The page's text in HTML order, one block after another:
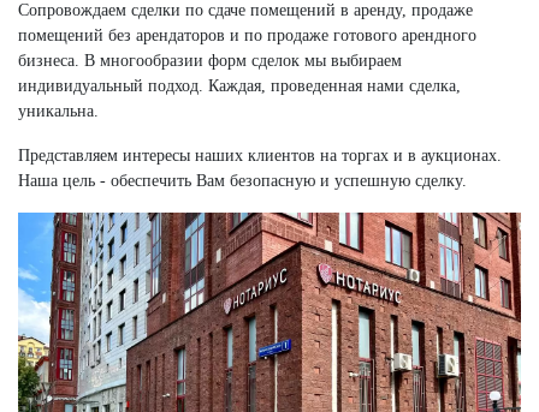
Сопровождаем сделки по сдаче помещений в аренду, продаже
помещений без арендаторов и по продаже готового арендного
бизнеса. В многообразии форм сделок мы выбираем
индивидуальный подход. Каждая, проведенная нами сделка,
уникальна.
Представляем интересы наших клиентов на торгах и в аукционах.
Наша цель - обеспечить Вам безопасную и успешную сделку.